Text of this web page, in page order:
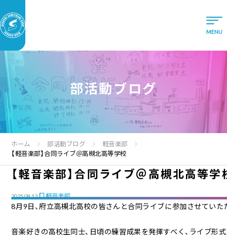
部活動ブログ
ホーム 部活動ブログ
軽音楽部
【軽音楽部】合同ライブ＠高槻北高等学校
【軽音楽部】合同ライブ＠高槻北高等学
2025.08.12 軽音楽部
8月9日、府立高槻北高校の皆さんと合同ライブに参加させていた
音楽好きの高校生同士、日頃の練習成果を発揮すべく、ライブ形